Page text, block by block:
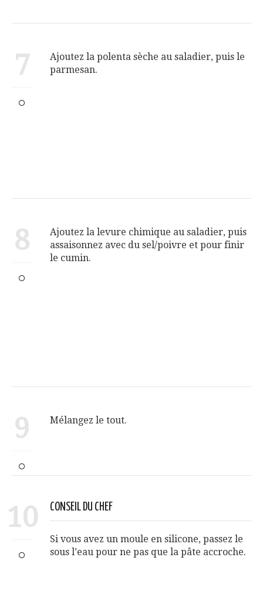
7
Ajoutez la polenta sèche au saladier, puis le
parmesan.
8
Ajoutez la levure chimique au saladier, puis
assaisonnez avec du sel/poivre et pour finir
le cumin.
9 Mélangez le tout.
10 CONSEIL DU CHEF
Si vous avez un moule en silicone, passez le
sous l’eau pour ne pas que la pâte accroche.